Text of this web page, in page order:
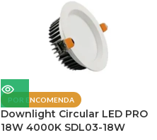
POR ENCOMENDA
Downlight Circular LED PRO
18W 4000K SDL03-18W